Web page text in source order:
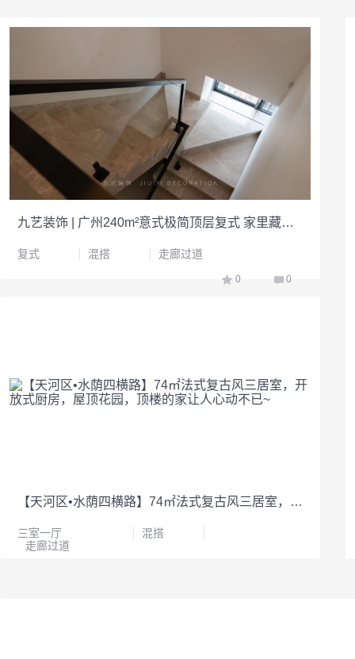
九艺装饰 | 广州240m²意式极简顶层复式 家里藏着图书馆
复式 混搭 走廊过道
0 0
【天河区•水荫四横路】74㎡法式复古风三居室，开放式厨房，屋顶花园，顶楼的家让人心动不已~
三室一厅
混搭
走廊过道